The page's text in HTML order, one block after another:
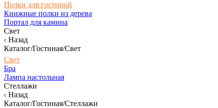
Полки для гостиной
Книжные полки из дерева
Портал для камина
Свет
Назад
Каталог/Гостиная/Свет
Свет
Бра
Лампа настольная
Стеллажи
Назад
Каталог/Гостиная/Стеллажи